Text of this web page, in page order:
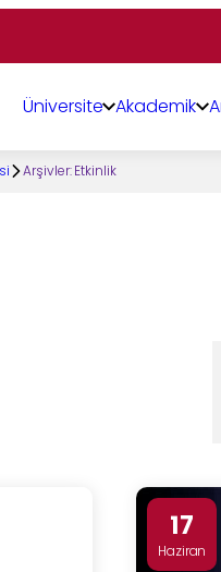
Üniversite Akademik
Arşivler:Etkinlik
17
Haziran